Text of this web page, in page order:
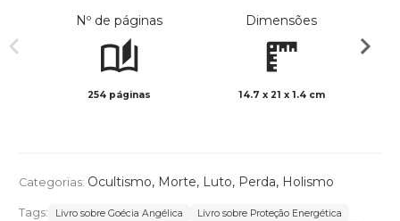
Nº de páginas
254 páginas
Dimensões
14.7 x 21 x 1.4 cm
Categorias: Ocultismo, Morte, Luto, Perda, Holismo
Tags: Livro sobre Goécia Angélica
Livro sobre Proteção Energética